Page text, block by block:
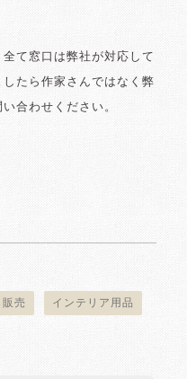
て窓口は弊社が対応して
たら作家さんではなく弊
合わせください。
売 インテリア用品